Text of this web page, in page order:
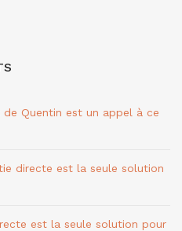
Quentin est un appel à ce
directe est la seule solution
est la seule solution pour